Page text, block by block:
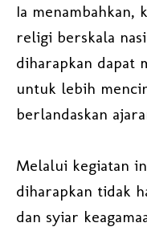
Ia menambahkan,
religi berskala
diharapkan dapat
untuk lebih
berlandaskan
Melalui kegiatan
diharapkan tidak
dan syiar